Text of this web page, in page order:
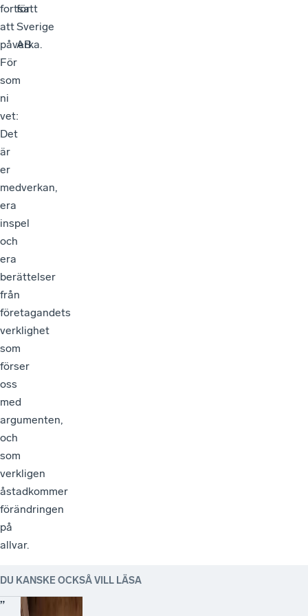
fortsatt
att
påverka.
För
som
ni
vet:
Det
är
er
medverkan,
era
inspel
och
era
berättelser
från
företagandets
verklighet
som
förser
oss
med
argumenten,
och
som
verkligen
åstadkommer
förändringen
på
allvar.
för
Sverige
AB.
DU KANSKE OCKSÅ VILL LÄSA
”